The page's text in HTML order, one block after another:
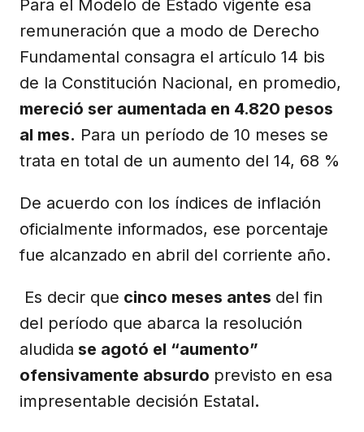
Para el Modelo de Estado vigente esa
remuneración que a modo de Derecho
Fundamental consagra el artículo 14 bis
de la Constitución Nacional, en promedio,
mereció ser aumentada en 4.820 pesos
al mes. Para un período de 10 meses se
trata en total de un aumento del 14, 68 %
De acuerdo con los índices de inflación
oficialmente informados, ese porcentaje
fue alcanzado en abril del corriente año.
Es decir que cinco meses antes del fin
del período que abarca la resolución
aludida se agotó el “aumento”
ofensivamente absurdo previsto en esa
impresentable decisión Estatal.